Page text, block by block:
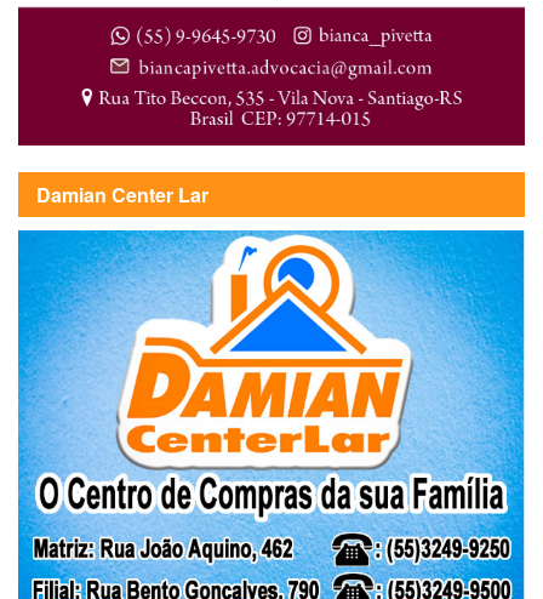
Damian Center Lar